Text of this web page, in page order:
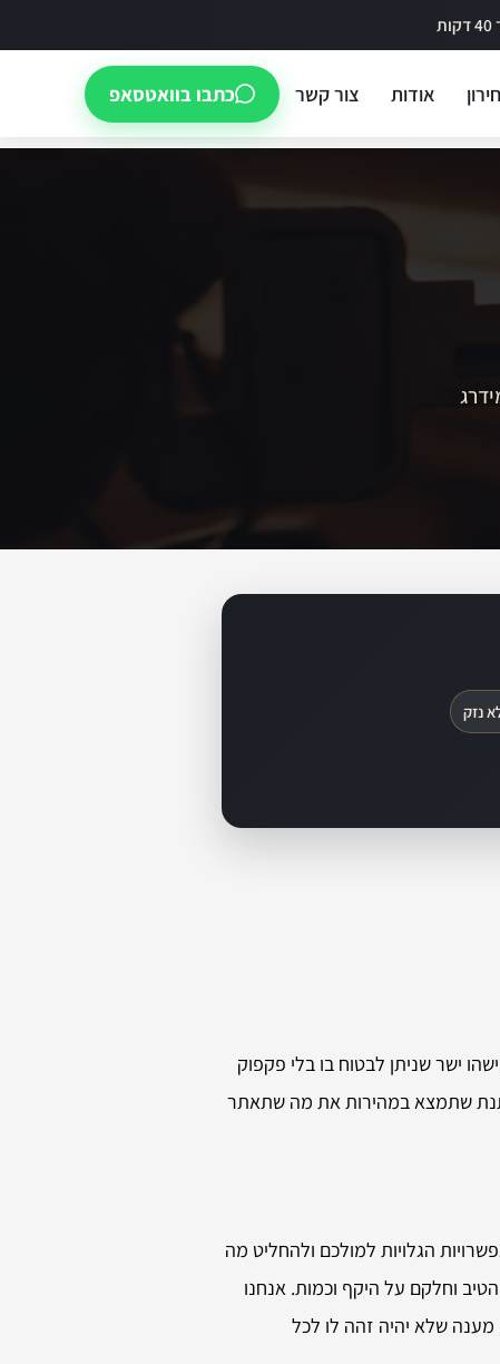
אודות צור קשר כתבו בוואטסאפ
נזק
ישר שניתן לבטוח בו בלי פקפוק
שתמצא במהירות את מה שתאתר
הגלויות למולכם ולהחליט מה
וחלקם על היקף וכמות. אנחנו
מענה שלא יהיה זהה לו לכל